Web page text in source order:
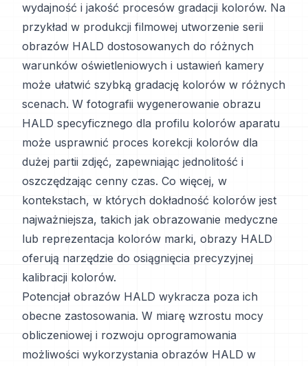
wydajność i jakość procesów gradacji kolorów. Na
przykład w produkcji filmowej utworzenie serii
obrazów HALD dostosowanych do różnych
warunków oświetleniowych i ustawień kamery
może ułatwić szybką gradację kolorów w różnych
scenach. W fotografii wygenerowanie obrazu
HALD specyficznego dla profilu kolorów aparatu
może usprawnić proces korekcji kolorów dla
dużej partii zdjęć, zapewniając jednolitość i
oszczędzając cenny czas. Co więcej, w
kontekstach, w których dokładność kolorów jest
najważniejsza, takich jak obrazowanie medyczne
lub reprezentacja kolorów marki, obrazy HALD
oferują narzędzie do osiągnięcia precyzyjnej
kalibracji kolorów.
Potencjał obrazów HALD wykracza poza ich
obecne zastosowania. W miarę wzrostu mocy
obliczeniowej i rozwoju oprogramowania
możliwości wykorzystania obrazów HALD w